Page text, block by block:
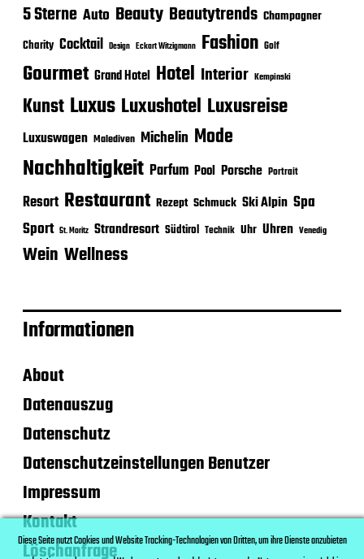
5 Sterne Auto Beauty Beautytrends Champagner
Charity Cocktail Design Eckart Witzigmann Fashion Golf
Gourmet Grand Hotel Hotel Interior Kempinski
Kunst Luxus Luxushotel Luxusreise
Luxuswagen Malediven Michelin Mode
Nachhaltigkeit Parfum Pool Porsche Portrait
Resort Restaurant Rezept Schmuck Ski Alpin Spa
Sport St. Moritz Strandresort Südtirol Technik Uhr Uhren Venedig
Wein Wellness
Informationen
About
Datenauszug
Datenschutz
Datenschutzeinstellungen Benutzer
Impressum
Kontakt
Löschanfrage
Diese Seite nutzt Cookies und Website Tracking-Technologien von Dritten, um ihre Dienste anzubieten